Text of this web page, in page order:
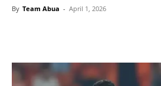
By Team Abua - April 1, 2026